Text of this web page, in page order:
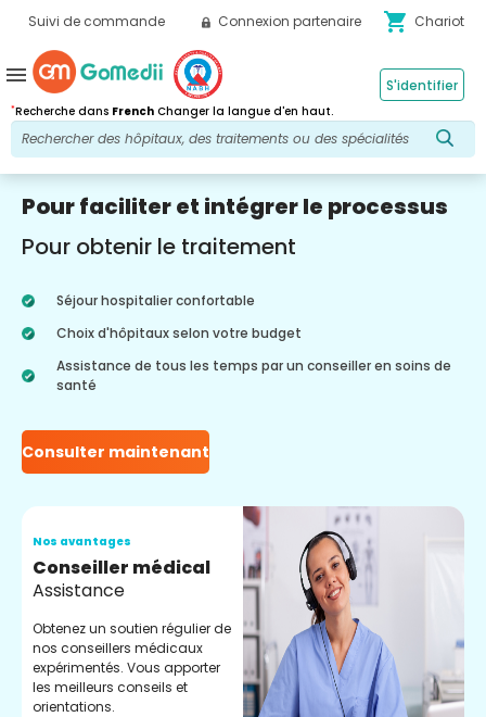
Suivi de commande Connexion partenaire shopping_cart Chariot
*Recherche dans French Changer la langue d'en haut.
S'identifier
menu
Pour faciliter et intégrer le processus
Pour obtenir le traitement
Séjour hospitalier confortable
Choix d'hôpitaux selon votre budget
Assistance de tous les temps par un conseiller en soins de
santé
Consulter maintenant
Nos avantages
Conseiller médical
Assistance
Obtenez un soutien régulier de
nos conseillers médicaux
expérimentés. Vous apporter
les meilleurs conseils et
orientations.